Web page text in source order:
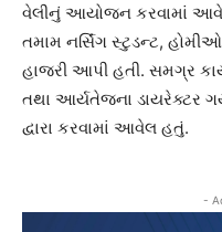
વેલીનું આયોજન કરવામાં
તમામ નર્સિંગ સ્ટુડન્ટ,
હાજરી આપી હતી. સમગ્ર
તથા આર્યતેજના ડાયરેક્ટર
દ્વારા કરવામાં આવેલ હતું.
-